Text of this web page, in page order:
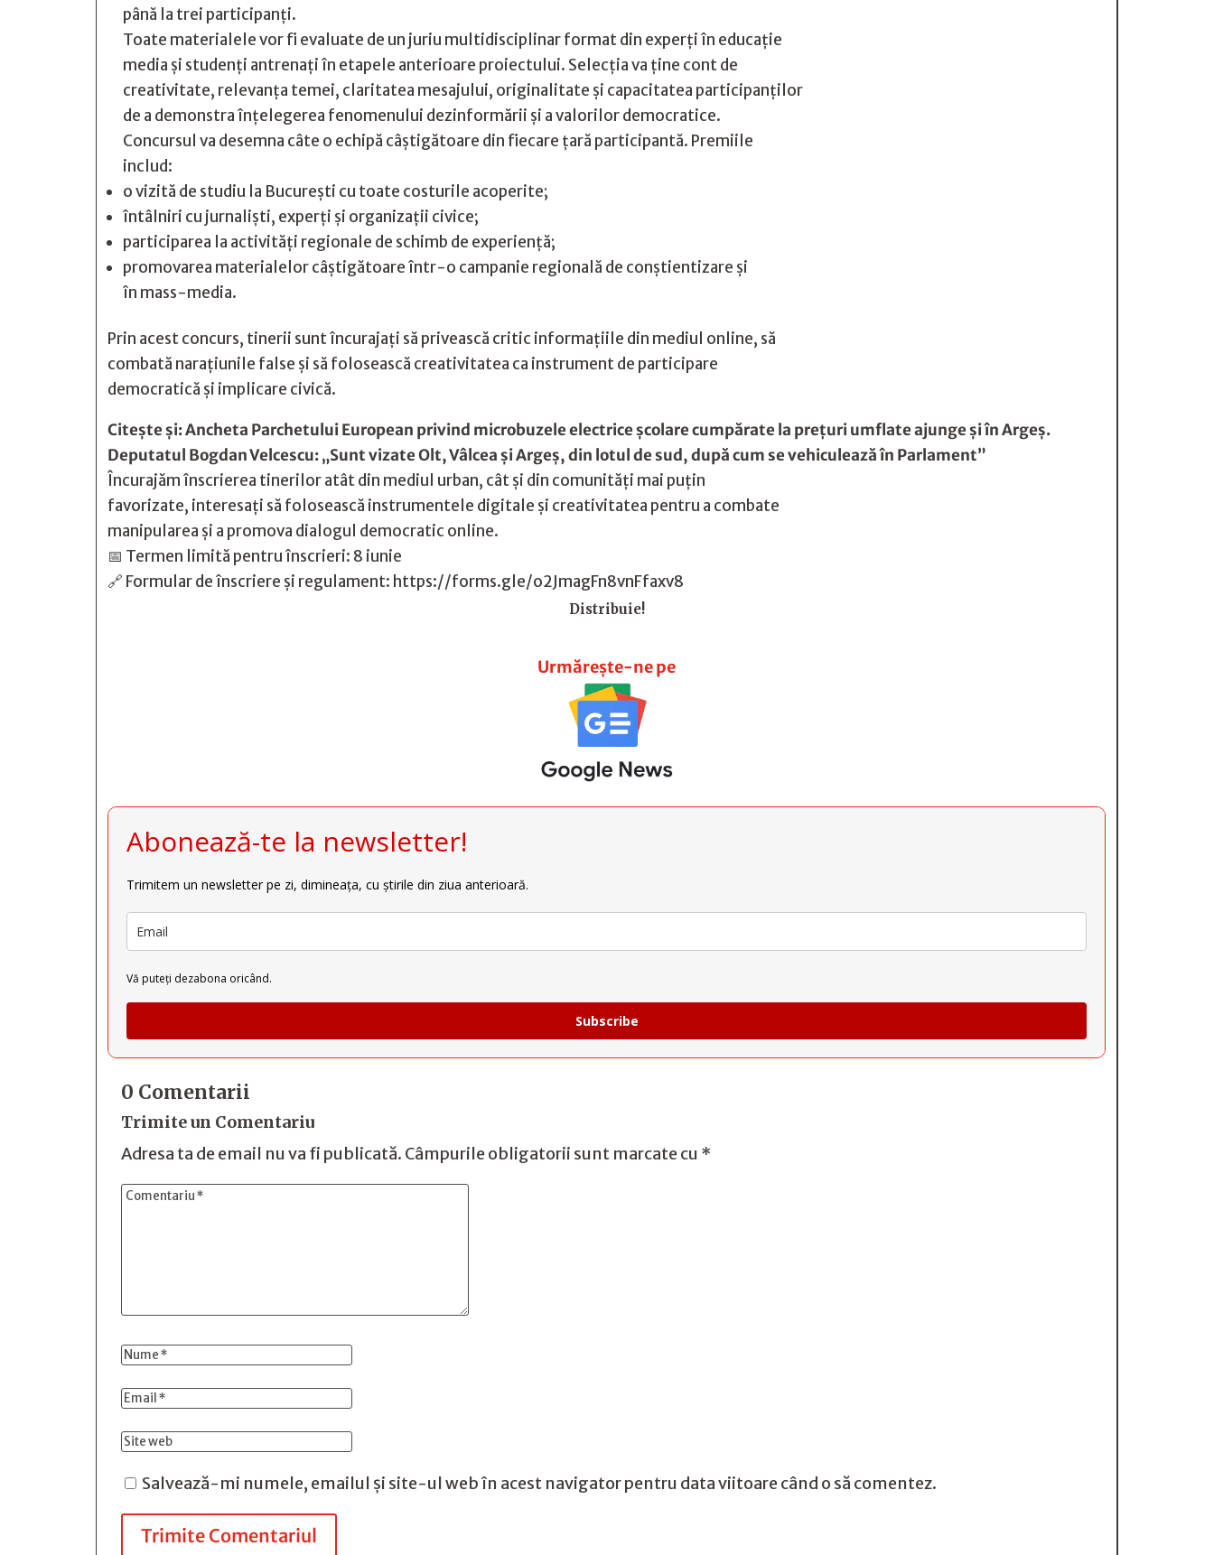
până la trei participanți.
Toate materialele vor fi evaluate de un juriu multidisciplinar format din experți în educație
media și studenți antrenați în etapele anterioare proiectului. Selecția va ține cont de
creativitate, relevanța temei, claritatea mesajului, originalitate și capacitatea participanților
de a demonstra înțelegerea fenomenului dezinformării și a valorilor democratice.
Concursul va desemna câte o echipă câștigătoare din fiecare țară participantă. Premiile
includ:
o vizită de studiu la București cu toate costurile acoperite;
întâlniri cu jurnaliști, experți și organizații civice;
participarea la activități regionale de schimb de experiență;
promovarea materialelor câștigătoare într-o campanie regională de conștientizare și
în mass-media.
Prin acest concurs, tinerii sunt încurajați să privească critic informațiile din mediul online, să
combată narațiunile false și să folosească creativitatea ca instrument de participare
democratică și implicare civică.
Citește și:Ancheta Parchetului European privind microbuzele electrice şcolare cumpărate la preţuri umflate ajunge şi în Argeş.
Deputatul Bogdan Velcescu: „Sunt vizate Olt, Vâlcea şi Argeş, din lotul de sud, după cum se vehiculează în Parlament”
Încurajăm înscrierea tinerilor atât din mediul urban, cât și din comunități mai puțin
favorizate, interesați să folosească instrumentele digitale și creativitatea pentru a combate
manipularea și a promova dialogul democratic online.
📅 Termen limită pentru înscrieri: 8 iunie
🔗 Formular de înscriere și regulament: https://forms.gle/o2JmagFn8vnFfaxv8
Distribuie!
Urmărește-ne pe
Abonează-te la newsletter!
Trimitem un newsletter pe zi, dimineața, cu știrile din ziua anterioară.
Vă puteți dezabona oricând.
Subscribe
0 Comentarii
Trimite un Comentariu
Adresa ta de email nu va fi publicată. Câmpurile obligatorii sunt marcate cu *
Salvează-mi numele, emailul și site-ul web în acest navigator pentru data viitoare când o să comentez.
Trimite Comentariul